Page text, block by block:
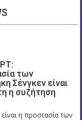
των
Σένγκεν είναι
η συζήτηση
η προστασία των